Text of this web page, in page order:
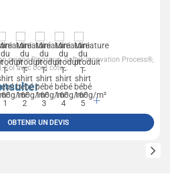
peigné Ringspun, Softek Innovation Process®,
Col avec bord côte...
OBTENIR UN DEVIS